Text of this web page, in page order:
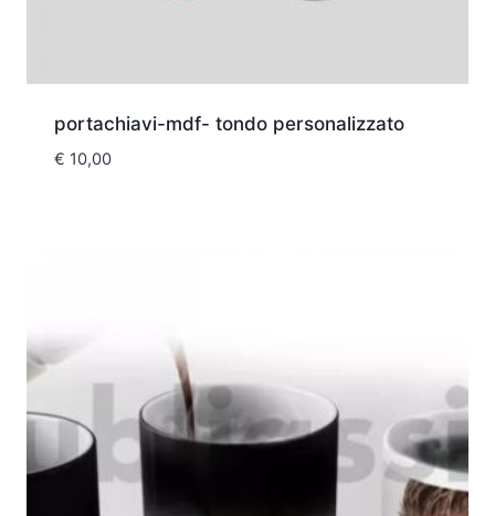
portachiavi-mdf- tondo personalizzato
€ 10,00